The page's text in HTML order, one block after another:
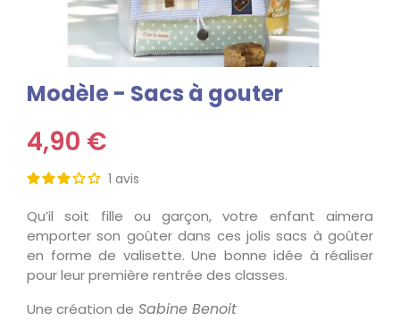
Modèle - Sacs à gouter
4,90 €
1 avis
Qu’il soit fille ou garçon, votre enfant aimera
emporter son goûter dans ces jolis sacs à goûter
en forme de valisette. Une bonne idée à réaliser
pour leur première rentrée des classes.
Une création de Sabine Benoit